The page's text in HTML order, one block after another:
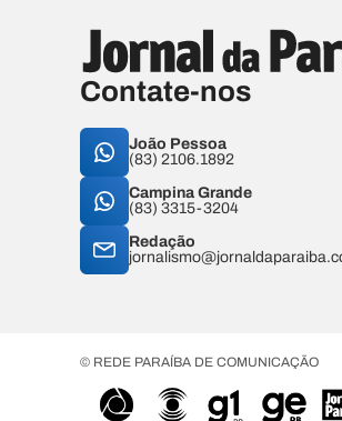
Contate-nos
João Pessoa
(83) 2106.1892
Campina Grande
(83) 3315-3204
Redação
© REDE PARAÍBA DE COMUNICAÇÃO